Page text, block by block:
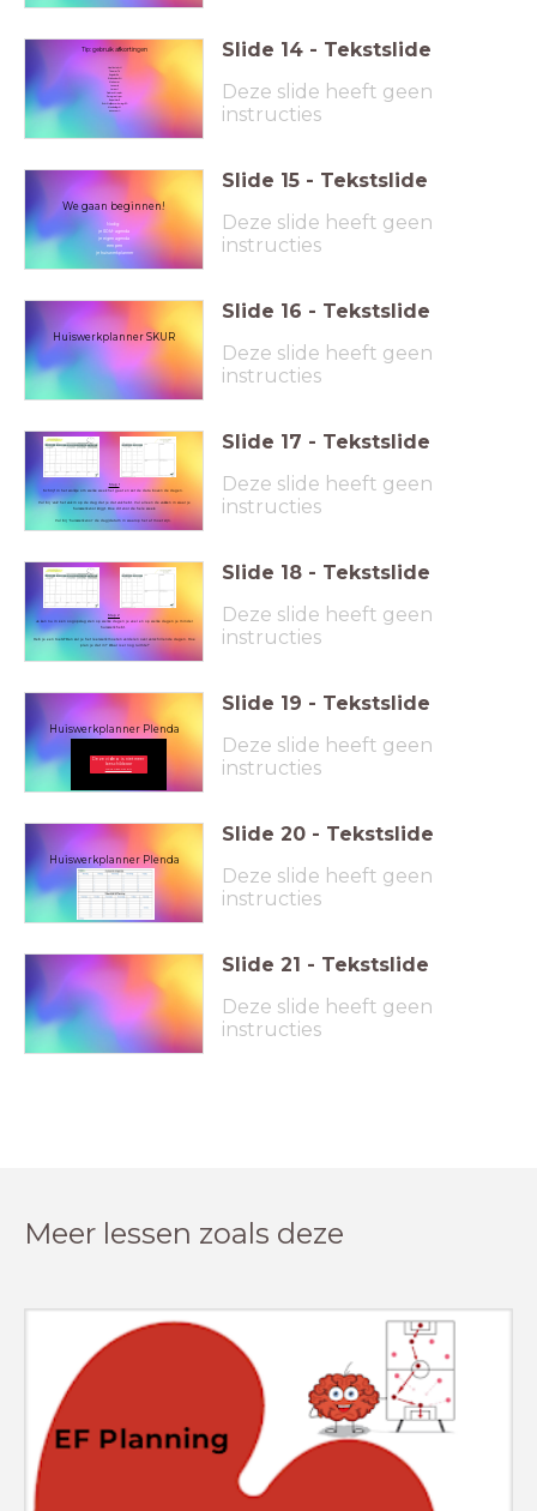
Tip: gebruik afkortingen
Hoofdstuk = H
Thema = Th
Engels = En
Wiskunde = Wi
Maken = m
Lezen = lz
Leren = l
Opdracht = opdr
Paragraaf = par
Repetitie = R
Schriftelijke overhoring = SO
Mondeling = M
enzovoort...
Slide 14 - Tekstslide
Deze slide heeft geen
instructies
We gaan beginnen!
Nodig:
je SOM-agenda
je eigen agenda
een pen
je huiswerkplanner
Slide 15 - Tekstslide
Deze slide heeft geen
instructies
Huiswerkplanner SKUR
Slide 16 - Tekstslide
Deze slide heeft geen
instructies
Stap 1
Schrijf in het wolkje om welke week het gaat en zet de data boven de dagen.
Vul bij 'vak' het vak in op de dag dat je dat vak hebt. Vul alleen de vakken in waar je
huiswerk voor krijgt. Doe dit voor de hele week.
Vul bij 'huiswerk voor' de dag/datum in waarop het af moet zijn.
Slide 17 - Tekstslide
Deze slide heeft geen
instructies
Stap 2
Je kan nu in één oogopslag zien op welke dagen je veel en op welke dagen je minder
huiswerk hebt.
Heb je een toets? Dan zal je het leerwerk moeten verdelen over verschillende dagen. Hoe
plan je dat in? Waar is er nog ruimte?
Slide 18 - Tekstslide
Deze slide heeft geen
instructies
Huiswerkplanner Plenda
Deze video is niet meer
beschikbaar
Welke video was dit?
Slide 19 - Tekstslide
Deze slide heeft geen
instructies
Huiswerkplanner Plenda
Slide 20 - Tekstslide
Deze slide heeft geen
instructies
Slide 21 - Tekstslide
Deze slide heeft geen
instructies
Meer lessen zoals deze